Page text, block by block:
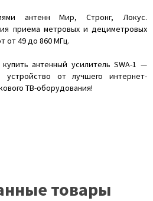
антенн Мир, Стронг, Локус.
приема метровых и дециметровых
от 49 до 860 МГц.
антенный усилитель SWA-1 —
устройство от лучшего интернет-
ТВ-оборудования!
товары